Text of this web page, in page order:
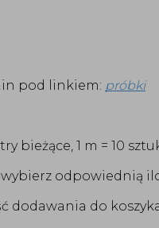
pod linkiem: próbki
bieżące, 1 m = 10
odpowiednią
do koszyka